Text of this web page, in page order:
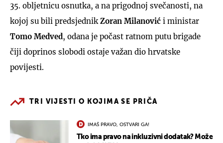
35. obljetnicu osnutka, a na prigodnoj svečanosti, na
kojoj su bili predsjednik Zoran Milanović i ministar
Tomo Medved, odana je počast ratnom putu brigade
čiji doprinos slobodi ostaje važan dio hrvatske
povijesti.
TRI VIJESTI O KOJIMA SE PRIČA
IMAŠ PRAVO, OSTVARI GA!
Tko ima pravo na inkluzivni dodatak? Može